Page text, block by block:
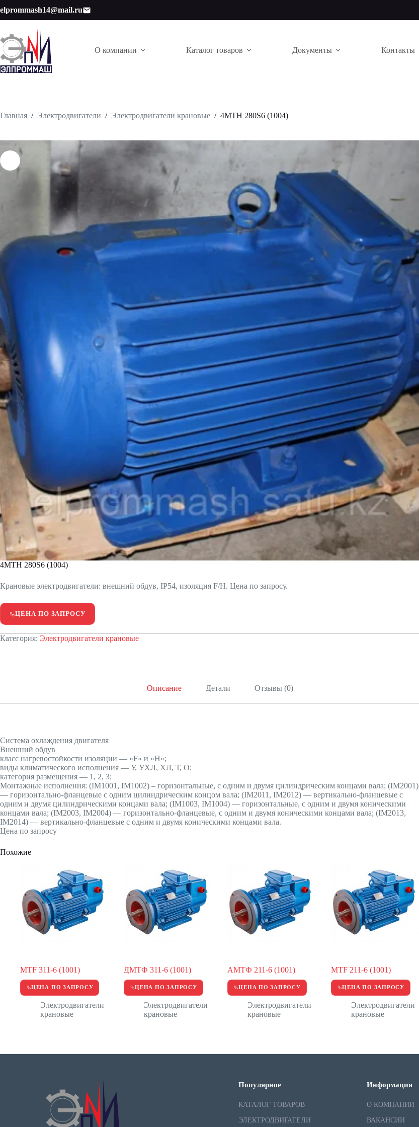
к
сути
elprommash14@mail.ru
О компании Каталог товаров Документы Контакты
Главная / Электродвигатели / Электродвигатели крановые / 4МТН 280S6 (1004)
4МТН 280S6 (1004)
Крановые электродвигатели: внешний обдув, IP54, изоляция F/H. Цена по запросу.
ЦЕНА ПО ЗАПРОСУ
Категория: Электродвигатели крановые
Описание Детали Отзывы (0)
Система охлаждения двигателя
Внешний обдув
класс нагревостойкости изоляции — «F» и «H»;
виды климатического исполнения — У, УХЛ, ХЛ, Т, О;
категория размещения — 1, 2, 3;
Монтажные исполнения: (IМ1001, IМ1002) – горизонтальные, с одним и двумя цилиндрическим концами вала; (IМ2001)
— горизонтально-фланцевые с одним цилиндрическим концом вала; (IМ2011, IМ2012) — вертикально-фланцевые с
одним и двумя цилиндрическими концами вала; (IМ1003, IМ1004) — горизонтальные, с одним и двумя коническими
концами вала; (IМ2003, IМ2004) — горизонтально-фланцевые, с одним и двумя коническими концами вала; (IМ2013,
IМ2014) — вертикально-фланцевые с одним и двумя коническими концами вала.
Цена по запросу
Похожие
MTF 311-6 (1001)
ЦЕНА ПО ЗАПРОСУ
Электродвигатели
крановые
ДМТФ 311-6 (1001)
ЦЕНА ПО ЗАПРОСУ
Электродвигатели
крановые
АМТФ 211-6 (1001)
ЦЕНА ПО ЗАПРОСУ
Электродвигатели
крановые
MTF 211-6 (1001)
ЦЕНА ПО ЗАПРОСУ
Электродвигатели
крановые
Популярное
КАТАЛОГ ТОВАРОВ
ЭЛЕКТРОДВИГАТЕЛИ
Информация
О КОМПАНИИ
ВАКАНСИИ